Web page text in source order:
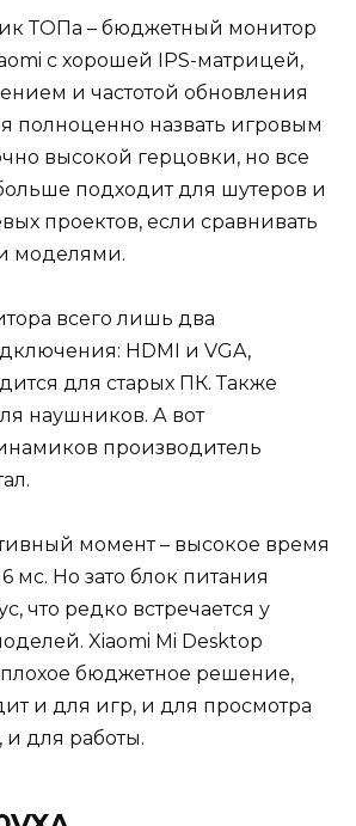
ТОПа – бюджетный монитор
с хорошей IPS-матрицей,
и частотой обновления
полноценно назвать игровым
высокой герцовки, но все
подходит для шутеров и
проектов, если сравнивать
моделями.
всего лишь два
HDMI и VGA,
для старых ПК. Также
наушников. А вот
производитель
момент – высокое время
мс. Но зато блок питания
что редко встречается у
Xiaomi Mi Desktop
бюджетное решение,
и для игр, и для просмотра
и для работы.